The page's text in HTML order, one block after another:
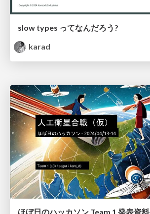
slow types ってなんだろう?
karad
ほぼ日のハッカソン Team 1 発表資料